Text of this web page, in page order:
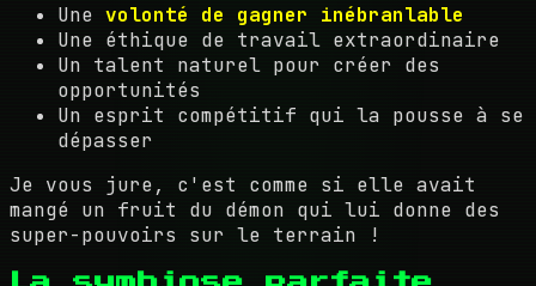
Une volonté de gagner inébranlable
Une éthique de travail extraordinaire
Un talent naturel pour créer des
opportunités
Un esprit compétitif qui la pousse à se
dépasser
Je vous jure, c'est comme si elle avait
mangé un fruit du démon qui lui donne des
super-pouvoirs sur le terrain !
La symbiose parfaite